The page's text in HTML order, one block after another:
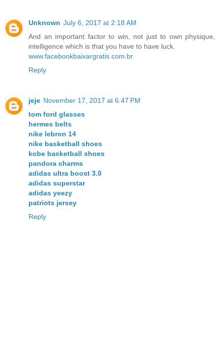
Unknown July 6, 2017 at 2:18 AM
And an important factor to win, not just to own physique,
intelligence which is that you have to have luck.
www.facebookbaixargratis.com.br
Reply
jeje November 17, 2017 at 6:47 PM
tom ford glasses
hermes belts
nike lebron 14
nike basketball shoes
kobe basketball shoes
pandora charms
adidas ultra boost 3.0
adidas superstar
adidas yeezy
patriots jersey
Reply